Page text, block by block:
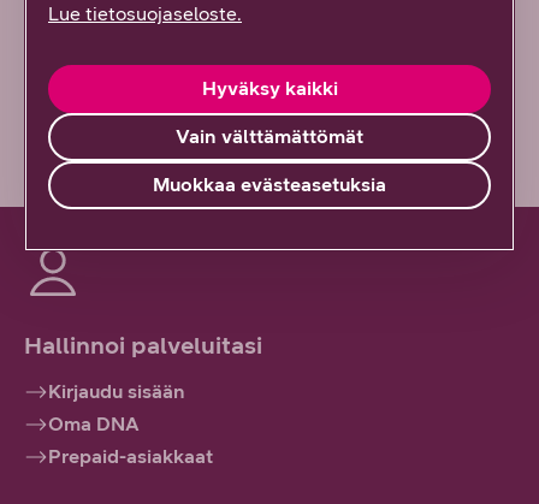
En lainkaan
Vähän epäselvää
Hallinnoi palveluitasi
Kirjaudu sisään
Oma DNA
Prepaid-asiakkaat
Lue tietosuojaseloste.
Vain välttämättömät
Hyväksy kaikki
Muokkaa evästeasetuksia